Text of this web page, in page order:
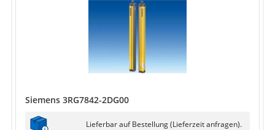
Siemens 3RG7842-2DG00
Lieferbar auf Bestellung (Lieferzeit anfragen).